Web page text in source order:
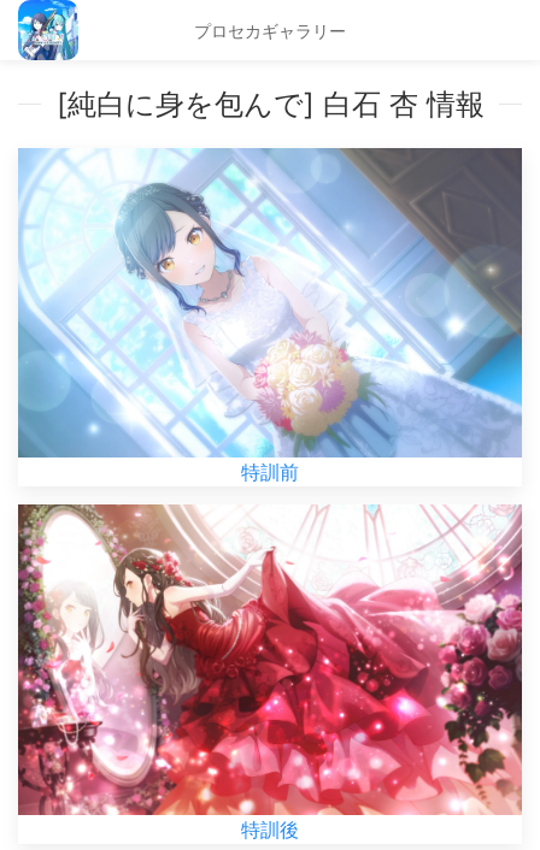
プロセカギャラリー
[純白に身を包んで] 白石 杏 情報
特訓前
特訓後